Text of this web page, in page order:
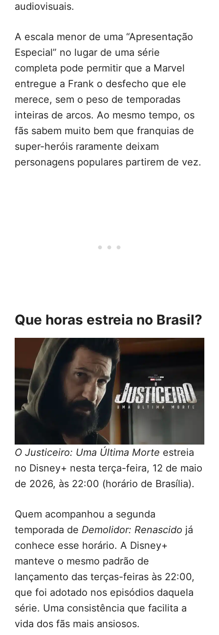
audiovisuais.
A escala menor de uma “Apresentação
Especial” no lugar de uma série
completa pode permitir que a Marvel
entregue a Frank o desfecho que ele
merece, sem o peso de temporadas
inteiras de arcos. Ao mesmo tempo, os
fãs sabem muito bem que franquias de
super-heróis raramente deixam
personagens populares partirem de vez.
Que horas estreia no Brasil?
O Justiceiro: Uma Última Morte estreia
no Disney+ nesta terça-feira, 12 de maio
de 2026, às 22:00 (horário de Brasília).
Quem acompanhou a segunda
temporada de Demolidor: Renascido já
conhece esse horário. A Disney+
manteve o mesmo padrão de
lançamento das terças-feiras às 22:00,
que foi adotado nos episódios daquela
série. Uma consistência que facilita a
vida dos fãs mais ansiosos.